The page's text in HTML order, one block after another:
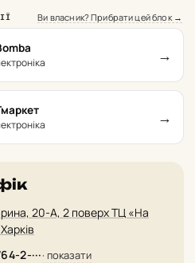
Ви власник? Прибрати цей блок →
→
→
20-А, 2 поверх ТЦ «На
2-···· показати